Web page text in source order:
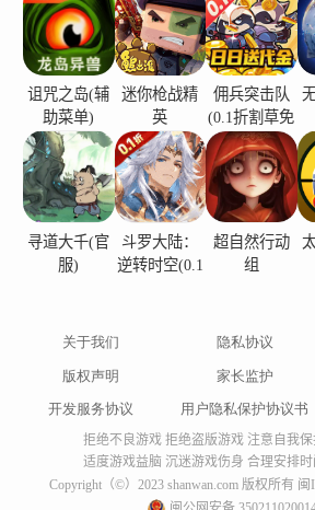
诅咒之岛(辅
助菜单)
迷你枪战精
英
佣兵突击队
(0.1折割草免
费版)
寻道大千(官
服)
斗罗大陆：
逆转时空(0.1
超自然行动
组
关于我们 隐私协议
版权声明
家长监护
开发服务协议
用户隐私保护协议书
拒绝不良游戏 拒绝盗版游戏 注意自我
适度游戏益脑 沉迷游戏伤身 合理安排
Copyright（©）2023 shanwan.com 版权所有 闽